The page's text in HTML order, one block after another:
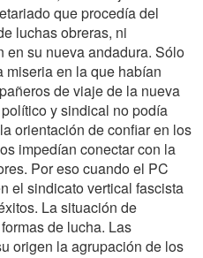
que procedía del
luchas obreras, ni
en su nueva andadura. Sólo
en la que habían
de viaje de la nueva
y sindical no podía
orientación de confiar en los
impedían conectar con la
Por eso cuando el PC
el sindicato vertical fascista
La situación de
de lucha. Las
origen la agrupación de los